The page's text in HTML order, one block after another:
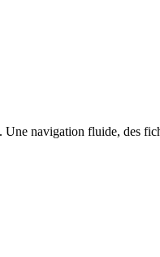
navigation fluide, des